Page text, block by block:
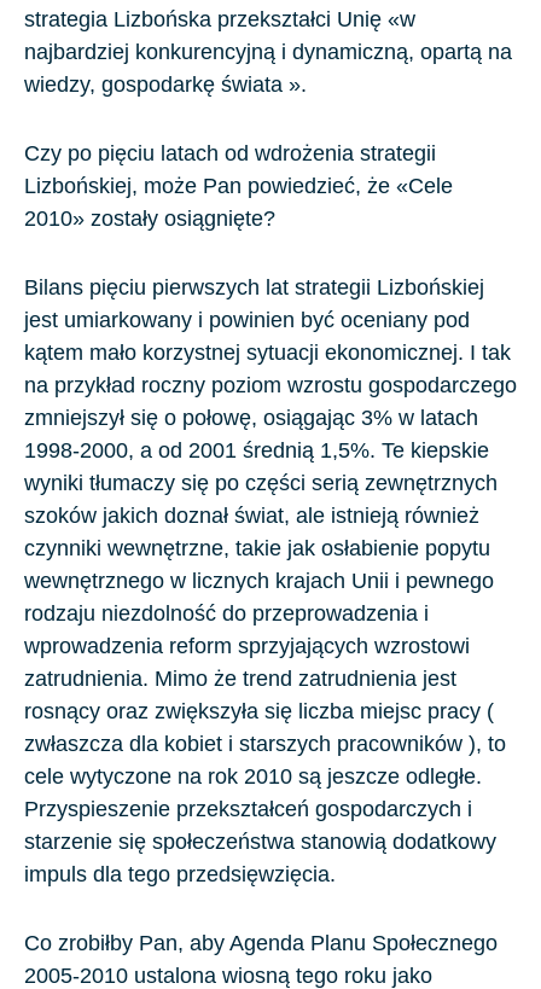
strategia Lizbońska przekształci Unię «w
najbardziej konkurencyjną i dynamiczną, opartą na
wiedzy, gospodarkę świata ».
Czy po pięciu latach od wdrożenia strategii
Lizbońskiej, może Pan powiedzieć, że «Cele
2010» zostały osiągnięte?
Bilans pięciu pierwszych lat strategii Lizbońskiej
jest umiarkowany i powinien być oceniany pod
kątem mało korzystnej sytuacji ekonomicznej. I tak
na przykład roczny poziom wzrostu gospodarczego
zmniejszył się o połowę, osiągając 3% w latach
1998-2000, a od 2001 średnią 1,5%. Te kiepskie
wyniki tłumaczy się po części serią zewnętrznych
szoków jakich doznał świat, ale istnieją również
czynniki wewnętrzne, takie jak osłabienie popytu
wewnętrznego w licznych krajach Unii i pewnego
rodzaju niezdolność do przeprowadzenia i
wprowadzenia reform sprzyjających wzrostowi
zatrudnienia. Mimo że trend zatrudnienia jest
rosnący oraz zwiększyła się liczba miejsc pracy (
zwłaszcza dla kobiet i starszych pracowników ), to
cele wytyczone na rok 2010 są jeszcze odległe.
Przyspieszenie przekształceń gospodarczych i
starzenie się społeczeństwa stanowią dodatkowy
impuls dla tego przedsięwzięcia.
Co zrobiłby Pan, aby Agenda Planu Społecznego
2005-2010 ustalona wiosną tego roku jako